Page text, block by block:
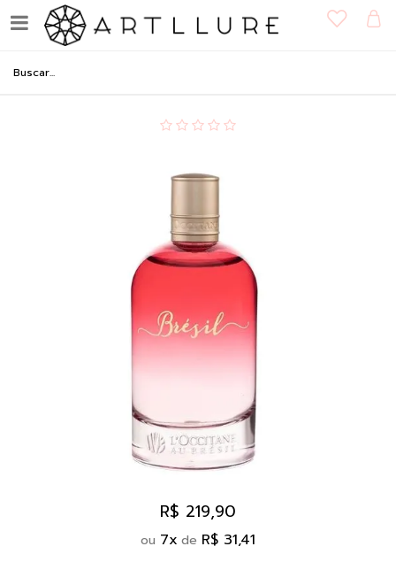
Perfume Deo Colônia Brésil
100ml - LoccitaneAu Bresil
R$ 219,90
ou 7x de R$ 31,41